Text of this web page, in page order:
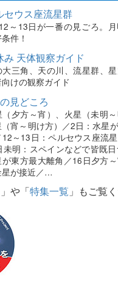
セウス座流星群
～13日が一番の見ごろ。
件！
み 天体観察ガイド
大三角、天の川、流星群、
けの観察ガイド
見どころ
夕方～宵）、火星（未明～
（宵～明け方）／2日：水星
～13日：ペルセウス座流
未明：スペインなどで皆既日
東方最大離角／16日夕方
星が接近／…
」や「特集一覧 」もご覧